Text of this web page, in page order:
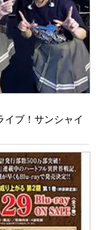
イブ！サンシャイ